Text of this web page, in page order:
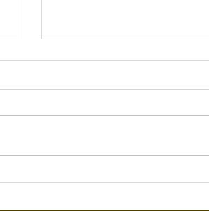
INTENCJE
09.08. 2026r.
Za zmarłych z Rodz.